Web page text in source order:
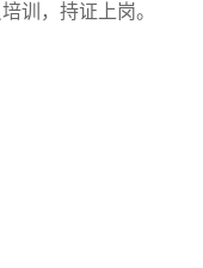
训，持证上岗。